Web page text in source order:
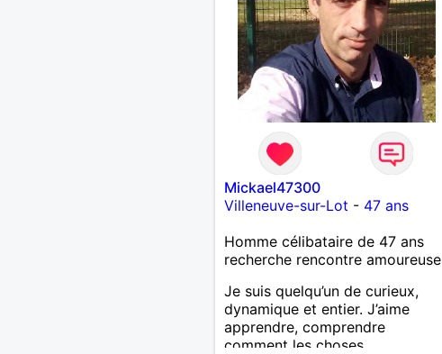
Mickael47300
Villeneuve-sur-Lot - 47 ans
Homme célibataire de 47 ans
recherche rencontre amoureuse
Je suis quelqu’un de curieux,
dynamique et entier. J’aime
apprendre, comprendre
comment les choses